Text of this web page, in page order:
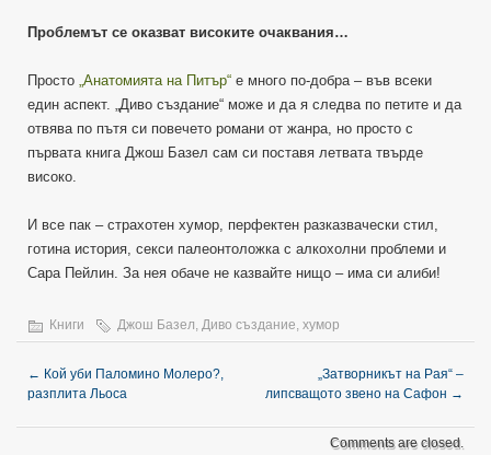
Проблемът се оказват високите очаквания…
Просто „Анатомията на Питър“ е много по-добра – във всеки
един аспект. „Диво създание“ може и да я следва по петите и да
отвява по пътя си повечето романи от жанра, но просто с
първата книга Джош Базел сам си поставя летвата твърде
високо.
И все пак – страхотен хумор, перфектен разказвачески стил,
готина история, секси палеонтоложка с алкохолни проблеми и
Сара Пейлин. За нея обаче не казвайте нищо – има си алиби!
Книги Джош Базел, Диво създание, хумор
← Кой уби Паломино Молеро?,
разплита Льоса
„Затворникът на Рая“ –
липсващото звено на Сафон →
Comments are closed.